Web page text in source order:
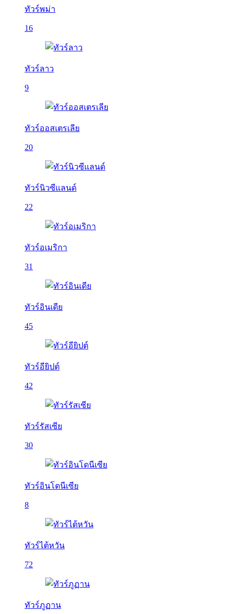
ทัวร์พม่า
16
ทัวร์ลาว
9
ทัวร์ออสเตรเลีย
20
ทัวร์นิวซีแลนด์
22
ทัวร์อเมริกา
31
ทัวร์อินเดีย
45
ทัวร์อียิปต์
42
ทัวร์รัสเซีย
30
ทัวร์อินโดนีเซีย
8
ทัวร์ไต้หวัน
72
ทัวร์ภูฏาน